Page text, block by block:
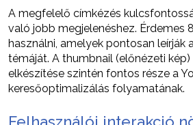
A megfelelő címkézés
való jobb megjelenéshez. Érdemes
használni, amelyek pontosan leírják
témáját. A thumbnail (előnézeti
elkészítése szintén fontos része a
keresőoptimalizálás folyamatának.
Felhasználói interakció